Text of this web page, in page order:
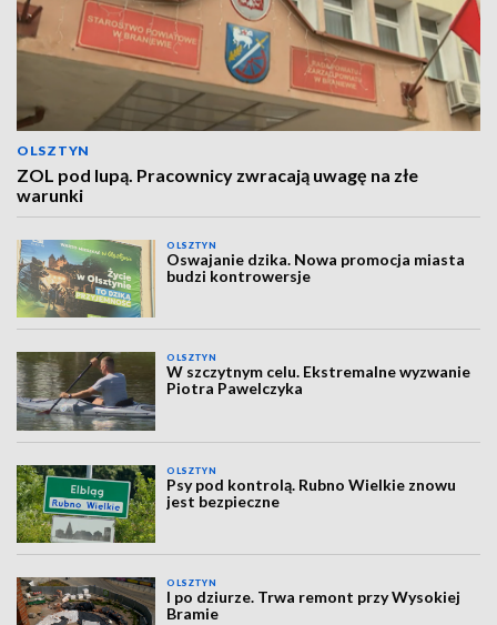
OLSZTYN
ZOL pod lupą. Pracownicy zwracają uwagę na złe
warunki
OLSZTYN
Oswajanie dzika. Nowa promocja miasta
budzi kontrowersje
OLSZTYN
W szczytnym celu. Ekstremalne wyzwanie
Piotra Pawelczyka
OLSZTYN
Psy pod kontrolą. Rubno Wielkie znowu
jest bezpieczne
OLSZTYN
I po dziurze. Trwa remont przy Wysokiej
Bramie